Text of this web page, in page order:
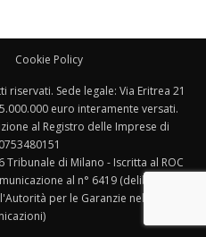
Cookie Policy
riservati. Sede legale: Via Eritrea 21
euro interamente versati.
al Registro delle Imprese di
Tribunale di Milano - Iscritta al ROC
al n° 6419 (delibera
per le Garanzie nelle